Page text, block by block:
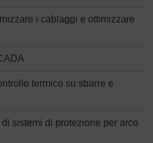
i cablaggi e ottimizzare
termico su sbarre e
sistemi di protezione per arco